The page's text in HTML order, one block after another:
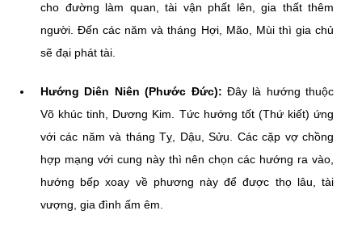
cho đường làm quan, tài vận phất lên, gia thất thêm
người. Đến các năm và tháng Hợi, Mão, Mùi thì gia chủ
sẽ đại phát tài.
Hướng Diên Niên (Phước Đức): Đây là hướng thuộc
Võ khúc tinh, Dương Kim. Tức hướng tốt (Thứ kiết) ứng
với các năm và tháng Tỵ, Dậu, Sửu. Các cặp vợ chồng
hợp mạng với cung này thì nên chọn các hướng ra vào,
hướng bếp xoay về phương này để được thọ lâu, tài
vượng, gia đình ấm êm.